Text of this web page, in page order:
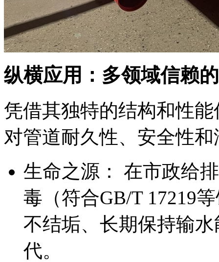
纵横应用：多领域信赖
凭借其独特的结构和性
对管道耐久性、安全性
生命之源： 在市政给
毒（符合GB/T 17219
不结垢、长期保持输
代。